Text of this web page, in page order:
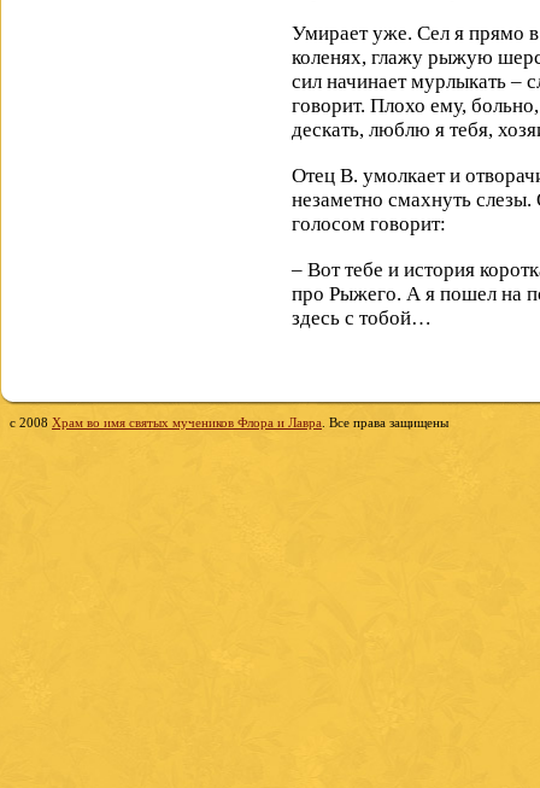
Умирает уже. Сел я прямо
коленях, глажу рыжую
сил начинает мурлыкать –
говорит. Плохо ему,
дескать, люблю я тебя,
Отец В. умолкает и
незаметно смахнуть
голосом говорит:
– Вот тебе и история
про Рыжего. А я пошел на
здесь с тобой…
c 2008 Храм во имя святых мучеников Флора и Лавра . Все права защищены